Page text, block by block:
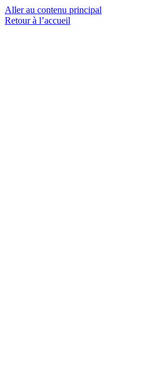
Aller au contenu principal
Retour à l’accueil